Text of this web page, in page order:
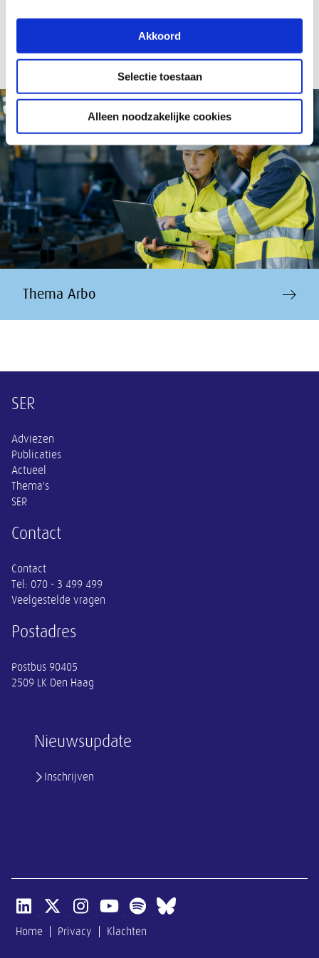
Akkoord
Selectie toestaan
Alleen noodzakelijke cookies
Thema Arbo
Overige informatie
Nieuwsupdate
Inschrijven
SER
Adviezen
Publicaties
Actueel
Thema's
SER
Contact
Contact
Tel: 070 - 3 499 499
Veelgestelde vragen
Postadres
Postbus 90405
2509 LK Den Haag
Open linkedin van SER
Open x-twitter van SER
Open instagram van SER
Open youtube van SER
Open spotify van SER
Open bluesky van SER
Home Privacy Klachten